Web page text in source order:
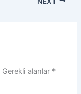
Gerekli alanlar *